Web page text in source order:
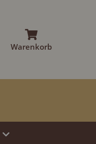
Warenkorb